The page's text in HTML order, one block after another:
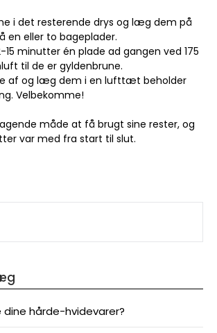
i det resterende drys og læg dem på
en eller to bageplader.
15 minutter én plade ad gangen ved 175
til de er gyldenbrune.
af og læg dem i en lufttæt beholder
Velbekomme!
måde at få brugt sine rester, og
var med fra start til slut.
dine hårde-hvidevarer?